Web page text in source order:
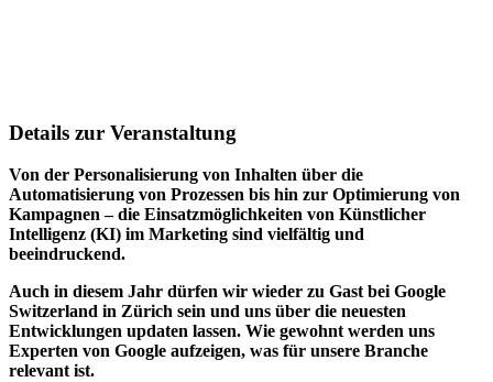
Details zur Veranstaltung
Von der Personalisierung von Inhalten über die
Automatisierung von Prozessen bis hin zur Optimierung von
Kampagnen – die Einsatzmöglichkeiten von Künstlicher
Intelligenz (KI) im Marketing sind vielfältig und
beeindruckend.
Auch in diesem Jahr dürfen wir wieder zu Gast bei Google
Switzerland in Zürich sein und uns über die neuesten
Entwicklungen updaten lassen. Wie gewohnt werden uns
Experten von Google aufzeigen, was für unsere Branche
relevant ist.